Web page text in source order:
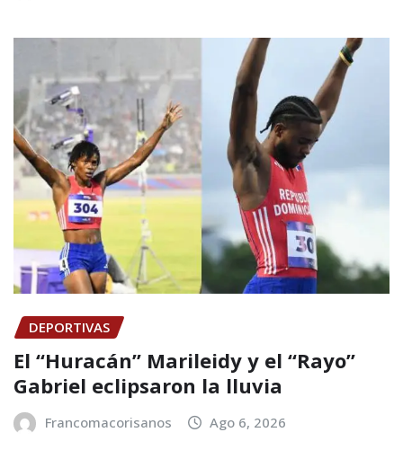
DEPORTIVAS
El “Huracán” Marileidy y el “Rayo”
Gabriel eclipsaron la lluvia
Francomacorisanos Ago 6, 2026